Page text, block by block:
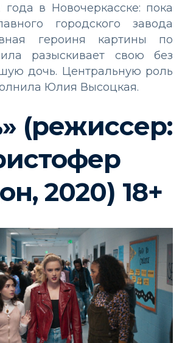
года в Новочеркасске: пока
городского завода
героиня картины по
разыскивает свою без
дочь. Центральную роль
Юлия Высоцкая.
(режиссер:
2020) 18+